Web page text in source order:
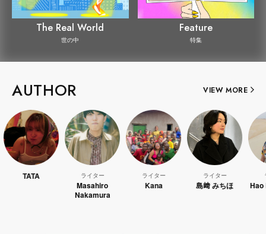
The Real World
世の中
Feature
特集
AUTHOR VIEW MORE
ライター
Kana
ライター
島﨑 みちほ
ライター
Hao Kanayama